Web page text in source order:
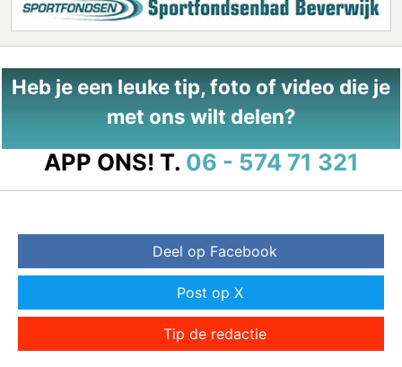
Heb je een leuke tip, foto of video die je
met ons wilt delen?
APP ONS! T. 06 - 574 71 321
Deel op Facebook
Post op X
Tip de redactie